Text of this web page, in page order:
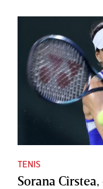
TENIS
Sorana